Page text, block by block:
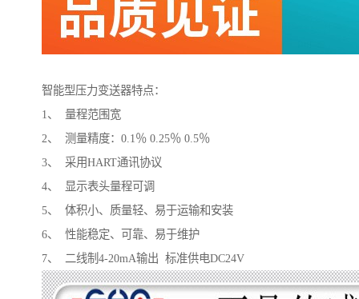
智能型压力变送器特点：
1、 量程范围宽
2、 测量精度：0.1％ 0.25％ 0.5％
3、 采用HART通讯协议
4、 显示表头量程可调
5、 体积小、质量轻、易于运输和安装
6、 性能稳定、可靠、易于维护
7、 二线制4-20mA输出 标准供电DC24V